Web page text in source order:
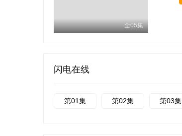
全05集
闪电在线
第01集 第02集 第03集